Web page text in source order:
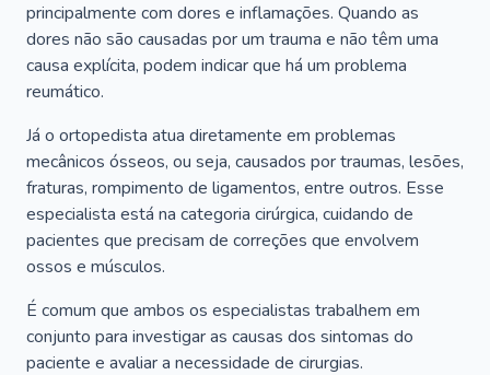
principalmente com dores e inflamações. Quando as
dores não são causadas por um trauma e não têm uma
causa explícita, podem indicar que há um problema
reumático.
Já o ortopedista atua diretamente em problemas
mecânicos ósseos, ou seja, causados por traumas, lesões,
fraturas, rompimento de ligamentos, entre outros. Esse
especialista está na categoria cirúrgica, cuidando de
pacientes que precisam de correções que envolvem
ossos e músculos.
É comum que ambos os especialistas trabalhem em
conjunto para investigar as causas dos sintomas do
paciente e avaliar a necessidade de cirurgias.